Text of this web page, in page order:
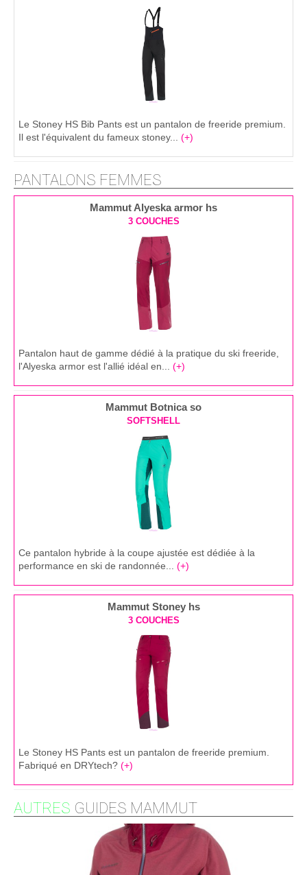
Le Stoney HS Bib Pants est un pantalon de freeride premium.
Il est l'équivalent du fameux stoney... (+)
PANTALONS FEMMES
Mammut Alyeska armor hs
3 COUCHES
Pantalon haut de gamme dédié à la pratique du ski freeride,
l'Alyeska armor est l'allié idéal en... (+)
Mammut Botnica so
SOFTSHELL
Ce pantalon hybride à la coupe ajustée est dédiée à la
performance en ski de randonnée... (+)
Mammut Stoney hs
3 COUCHES
Le Stoney HS Pants est un pantalon de freeride premium.
Fabriqué en DRYtech? (+)
AUTRES GUIDES MAMMUT